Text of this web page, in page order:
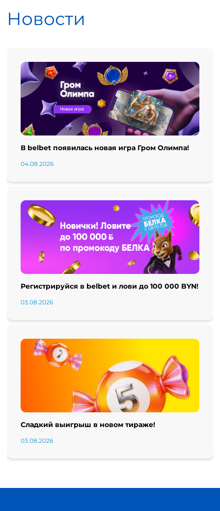
Новости
В belbet появилась новая игра Гром Олимпа!
04.08.2026
Регистрируйся в belbet и лови до 100 000 BYN!
03.08.2026
Сладкий выигрыш в новом тираже!
03.08.2026